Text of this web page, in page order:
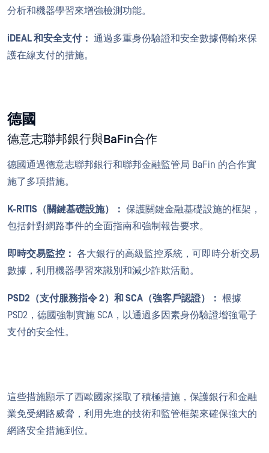
分析和機器學習來增強檢測功能。
iDEAL 和安全支付： 通過多重身份驗證和安全數據傳輸來保
護在線支付的措施。
德國
德意志聯邦銀行與BaFin合作
德國通過德意志聯邦銀行和聯邦金融監管局 BaFin 的合作實
施了多項措施。
K-RITIS（關鍵基礎設施）： 保護關鍵金融基礎設施的框架，
包括針對網路事件的全面指南和強制報告要求。
即時交易監控： 各大銀行的高級監控系統，可即時分析交易
數據，利用機器學習來識別和減少詐欺活動。
PSD2（支付服務指令 2）和 SCA（強客戶認證）： 根據
PSD2，德國強制實施 SCA，以通過多因素身份驗證增強電子
支付的安全性。
這些措施顯示了西歐國家採取了積極措施，保護銀行和金融
業免受網路威脅，利用先進的技術和監管框架來確保強大的
網路安全措施到位。